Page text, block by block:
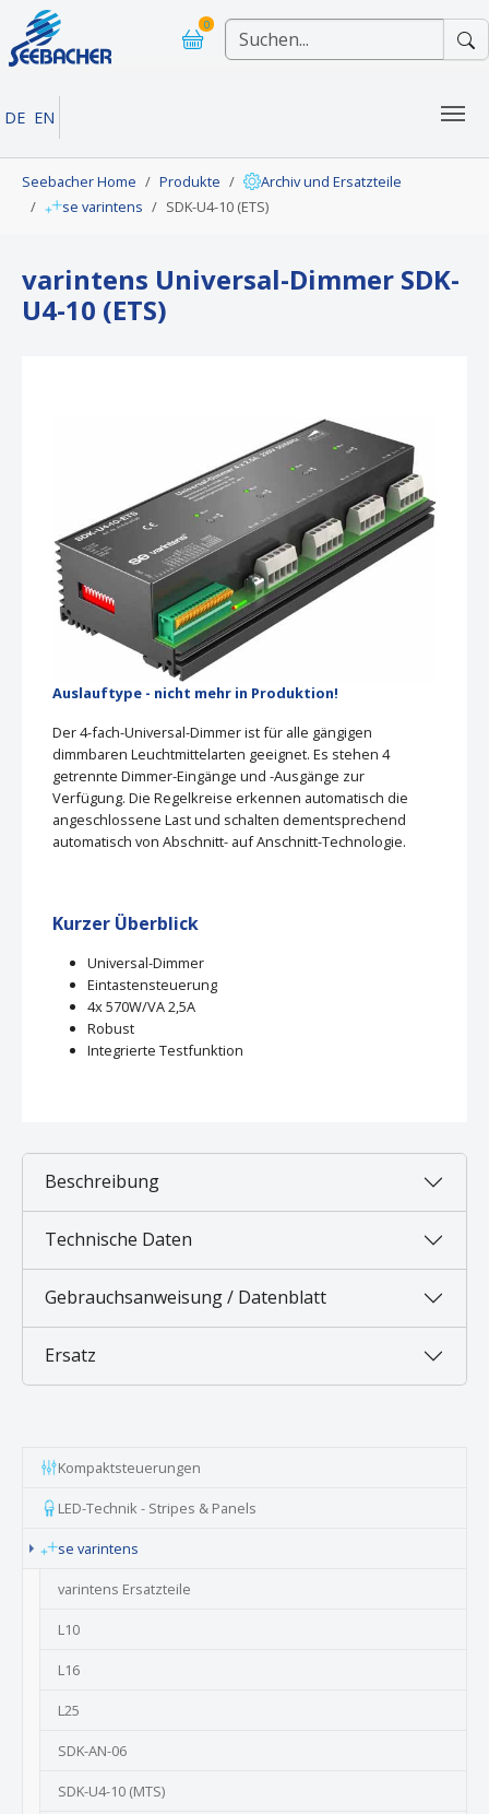
Skip to main navigation
Skip to main content
Skip to page footer
0
DE EN
Seebacher Home Produkte
Archiv und Ersatzteile
se varintens
SDK-U4-10 (ETS)
varintens Universal-Dimmer SDK-
U4-10 (ETS)
Auslauftype - nicht mehr in Produktion!
Der 4-fach-Universal-Dimmer ist für alle gängigen
dimmbaren Leuchtmittelarten geeignet. Es stehen 4
getrennte Dimmer-Eingänge und -Ausgänge zur
Verfügung. Die Regelkreise erkennen automatisch die
angeschlossene Last und schalten dementsprechend
automatisch von Abschnitt- auf Anschnitt-Technologie.
Kurzer Überblick
Universal-Dimmer
Eintastensteuerung
4x 570W/VA 2,5A
Robust
Integrierte Testfunktion
Beschreibung
Technische Daten
Gebrauchsanweisung / Datenblatt
Ersatz
Kompaktsteuerungen
LED-Technik - Stripes & Panels
se varintens
varintens Ersatzteile
L10
L16
L25
SDK-AN-06
SDK-U4-10 (MTS)